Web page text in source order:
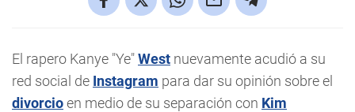
El rapero Kanye "Ye"West nuevamente acudió a su
red social de Instagram para dar su opinión sobre el
divorcioen medio de su separación con Kim